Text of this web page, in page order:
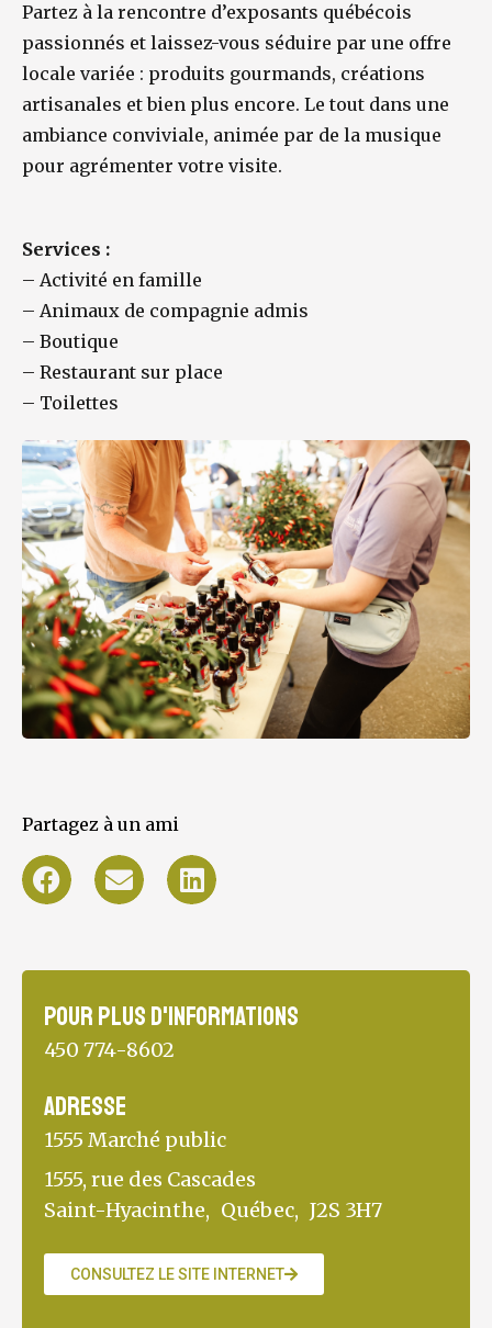
Partez à la rencontre d’exposants québécois
passionnés et laissez-vous séduire par une offre
locale variée : produits gourmands, créations
artisanales et bien plus encore. Le tout dans une
ambiance conviviale, animée par de la musique
pour agrémenter votre visite.
Services :
– Activité en famille
– Animaux de compagnie admis
– Boutique
– Restaurant sur place
– Toilettes
Partagez à un ami
Pour plus d'informations
450 774-8602
Adresse
1555 Marché public
1555, rue des Cascades
Saint-Hyacinthe, Québec, J2S 3H7
CONSULTEZ LE SITE INTERNET